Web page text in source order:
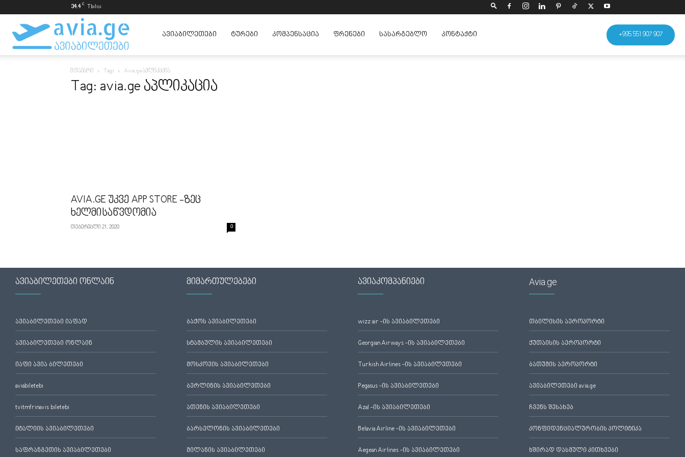
34.4 C Tbilisi
+995 551 907 907
ავიაბილეთები
ყველაზე
ᲐᲕᲘᲐᲑᲘᲚᲔᲗᲔᲑᲘ ᲢᲣᲠᲔᲑᲘ ᲙᲝᲛᲞᲔᲜᲡᲐᲪᲘᲐ ᲤᲠᲔᲜᲔᲑᲘ ᲡᲐᲡᲐᲠᲒᲔᲑᲚᲝ ᲙᲝᲜᲢᲐᲥᲢᲘ
მთავარი Tags Avia.ge აპლიკაცია
Tag: avia.ge აპლიკაცია
AVIA.GE უკვე APP STORE -ზეც
ხელმისაწვდომია
თებერვალი 21, 2020 0
ავიაბილეთები ონლაინ
ავიაბილეთები იაფად
ავიაბილეთები ონლაინ
იაფი ავია ბილეთები
aviabiletebi
tvitmfrinavis biletebi
იტალიის ავიაბილეთები
საფრანგეთის ავიაბილეთები
მიმართულებები
ბაქოს ავიაბილეთები
სტამბულის ავიაბილეთები
მოსკოვის ავიაბილეთები
ბერლინის ავიაბილეთები
ათენის ავიაბილეთები
ბარსელონის ავიაბილეთები
მილანის ავიაბილეთები
ავიაკომპანიები
wizz air -ის ავიაბილეთები
Georgian Airways -ის ავიაბილეთები
Turkish Airlines -ის ავიაბილეთები
Pegasus -ის ავიაბილეთები
Azal -ის ავიაბილეთები
Belavia Airline -ის ავიაბილეთები
Aegean Airlines -ის ავიაბილეთები
Avia.ge
თბილისის აეროპორტი
ქუთაისის აეროპორტი
ბათუმის აეროპორტი
ავიაბილეთები avia.ge
ჩვენს შესახებ
კონფიდენციალურობის პოლიტიკა
ხშირად დასმული კითხვები